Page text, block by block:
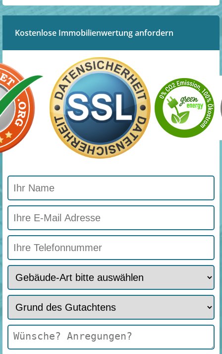
Kostenlose Immobilienwertung anfordern